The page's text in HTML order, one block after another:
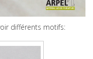
différents motifs: